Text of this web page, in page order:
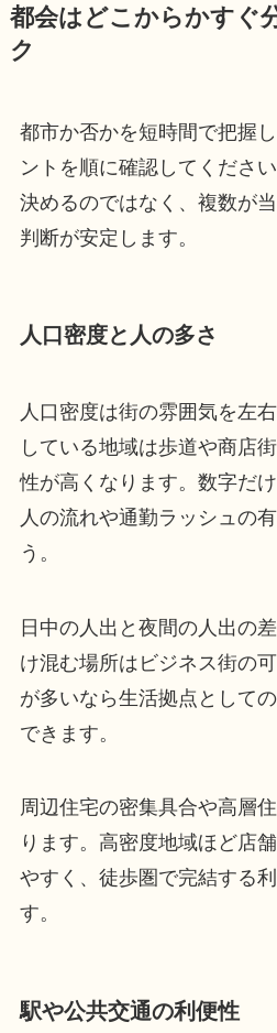
都会はどこからかすぐ
ク
都市か否かを短時間で把握
ントを順に確認してくださ
決めるのではなく、複数が
判断が安定します。
人口密度と人の多さ
人口密度は街の雰囲気を左
している地域は歩道や商店
性が高くなります。数字だ
人の流れや通勤ラッシュの
う。
日中の人出と夜間の人出の
け混む場所はビジネス街の
が多いなら生活拠点として
できます。
周辺住宅の密集具合や高層
ります。高密度地域ほど店
やすく、徒歩圏で完結する
す。
駅や公共交通の利便性